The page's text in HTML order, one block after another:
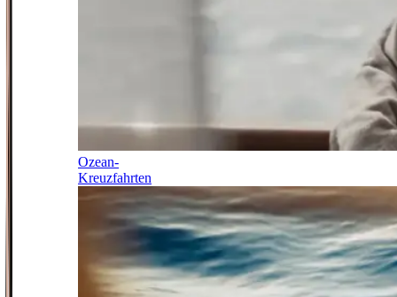
Ozean-
Kreuzfahrten